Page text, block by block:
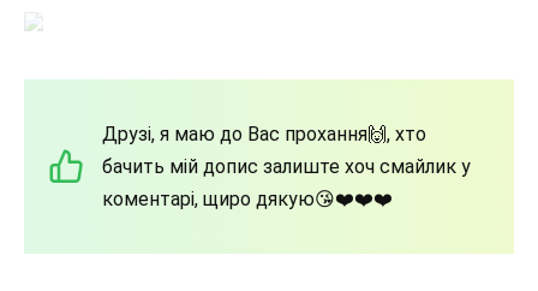
Друзі, я маю до Вас прохання🙌, хто
бачить мій допис залиште хоч смайлик у
коментарі, щиро дякую😘❤️❤️❤️